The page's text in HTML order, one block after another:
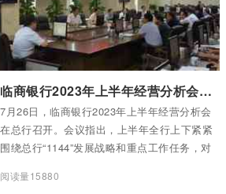
临商银行2023年上半年经营分析会议召开
7月26日，临商银行2023年上半年经营分析会
在总行召开。会议指出，上半年全行上下紧紧
围绕总行“1144”发展战略和重点工作任务，对
上新台阶。
阅读量15880